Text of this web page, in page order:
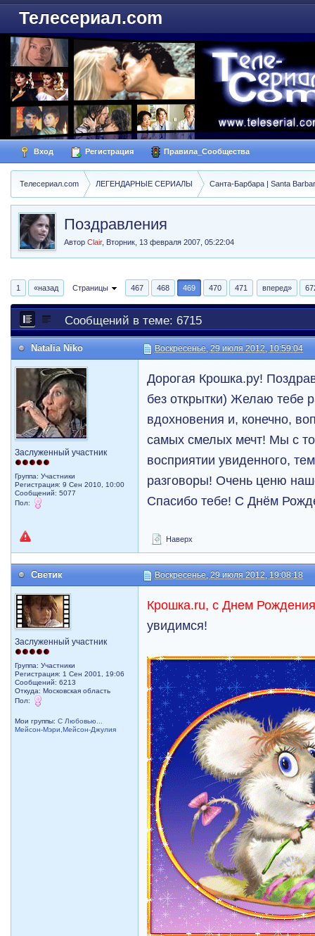
Телесериал.com
Вход Регистрация Правила_Сообщества
Телесериал.com ЛЕГЕНДАРНЫЕ СЕРИАЛЫ Санта-Барбара | Santa
Поздравления
АвторClair, Вторник, 13 февраля 2007, 05:22:04
1 «назад Страницы 467 468 469 470 471 вперед»
Сообщений в теме: 6715
Natalia Niko Воскресенье, 29 июля 2012, 10:59:04
Заслуженный участник
Группа: Участники
Регистрация: 9 Сен 2010, 10:00
Сообщений: 5077
Пол:
Дорогая Крошка.ру!
без открытки) Желаю тебе
вдохновения и, конечно,
самых смелых мечт! Мы с
восприятии увиденного,
разговоры! Очень ценю
Спасибо тебе! С Днём
Наверх
Светик Воскресенье, 29 июля 2012, 19:08:18
Заслуженный участник
Группа: Участники
Регистрация: 1 Сен 2001, 19:06
Сообщений: 6213
Откуда: Московская область
Пол:
Мои группы:С Любовью...
Мейсон-Мэри,Мейсон-Джулия
Крошка.ru, с Днем
увидимся!